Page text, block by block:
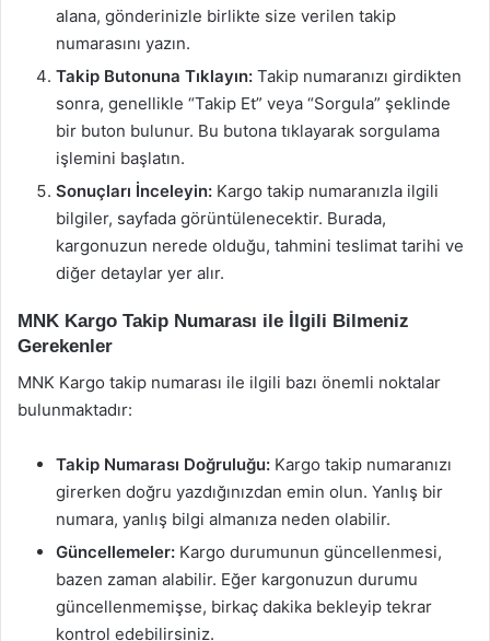
alana, gönderinizle birlikte size verilen takip
numarasını yazın.
Takip Butonuna Tıklayın: Takip numaranızı girdikten
sonra, genellikle “Takip Et” veya “Sorgula” şeklinde
bir buton bulunur. Bu butona tıklayarak sorgulama
işlemini başlatın.
Sonuçları İnceleyin: Kargo takip numaranızla ilgili
bilgiler, sayfada görüntülenecektir. Burada,
kargonuzun nerede olduğu, tahmini teslimat tarihi ve
diğer detaylar yer alır.
MNK Kargo Takip Numarası ile İlgili Bilmeniz
Gerekenler
MNK Kargo takip numarası ile ilgili bazı önemli noktalar
bulunmaktadır:
Takip Numarası Doğruluğu: Kargo takip numaranızı
girerken doğru yazdığınızdan emin olun. Yanlış bir
numara, yanlış bilgi almanıza neden olabilir.
Güncellemeler: Kargo durumunun güncellenmesi,
bazen zaman alabilir. Eğer kargonuzun durumu
güncellenmemişse, birkaç dakika bekleyip tekrar
kontrol edebilirsiniz.